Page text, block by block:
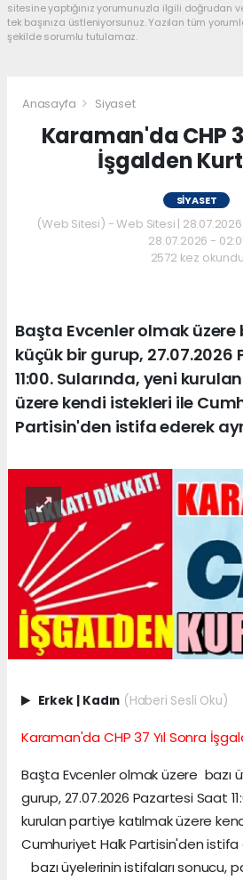
sitesine yaptığınız yorumunuzla ilgili doğrudan
tek başınıza üstleniyorsunuz. Yazılan tüm
şekilde sorumlu tutulamaz.
Anasayfa Siyaset
Karaman'da CHP
İşgalden
SIYASET
(Web Sitesi) - Web Sitesi |
28.07.2026 -
2572 kez
Başta Evcenler olmak üzere
küçük bir gurup, 27.07.2026
11:00. Sularında, yeni
üzere kendi istekleri ile
Partisin'den istifa ederek
Erkek | Kadın (Haberi Sesli Oku)
Karaman'da CHP 37 Yıl Sonra
Başta Evcenler olmak üzere bazı
gurup, 27.07.2026 Pazartesi Saat
kurulan partiye katılmak üzere
Cumhuriyet Halk Partisin'den
bazı üyelerinin istifaları sonucu,